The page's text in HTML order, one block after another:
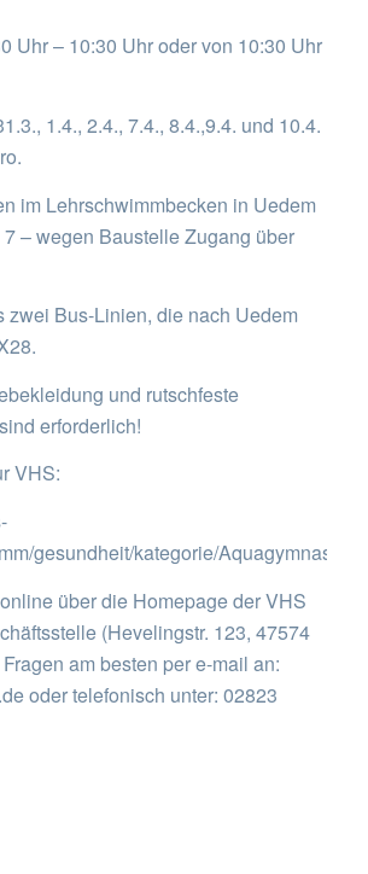
Uhr – 10:30 Uhr oder von 10:30 Uhr
1.4., 2.4., 7.4., 8.4.,9.4. und 10.4.
im Lehrschwimmbecken in Uedem
– wegen Baustelle Zugang über
zwei Bus-Linien, die nach Uedem
und rutschfeste
erforderlich!
VHS:
gesundheit/kategorie/
über die Homepage der VHS
(Hevelingstr. 123, 47574
am besten per e-mail an:
oder telefonisch unter: 02823